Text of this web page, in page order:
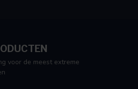
voor de meest extreme